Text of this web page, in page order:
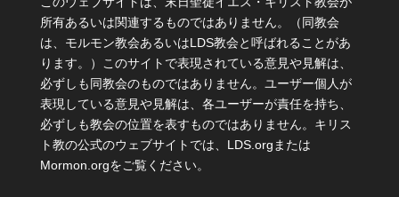
所有あるいは関連するものではありません。（同教会
は、モルモン教会あるいはLDS教会と呼ばれることがあ
ります。）このサイトで表現されている意見や見解は、
必ずしも同教会のものではありません。ユーザー個人が
表現している意見や見解は、各ユーザーが責任を持ち、
必ずしも教会の位置を表すものではありません。キリス
ト教の公式のウェブサイトでは、LDS.orgまたは
Mormon.orgをご覧ください。